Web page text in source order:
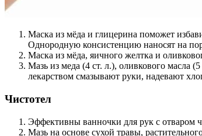
Маска из мёда и глицерина поможет
Однородную консистенцию наносят на
Маска из мёда, яичного желтка и
Мазь из меда (4 ст. л.), оливкового масла
лекарством смазывают руки, надевают
Чистотел
Эффективны ванночки для рук с отваром
Мазь на основе сухой травы,